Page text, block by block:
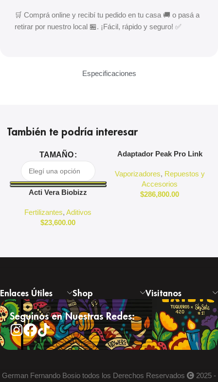
Especificaciones
🛒 Comprá online y recibí tu pedido en tu casa 🚚 o pasá a
retirar por nuestro local 🏪. ¡Fácil, rápido y seguro! ✅
También te podría interesar
TAMAÑO
Acti Vera Biobizz
Fertilizantes,Aditivos
$23,600.00
Adaptador Peak Pro Link
Vaporizadores, Repuestos y
Accesorios
$286,800.00
Enlaces Útiles Shop Visitanos
Seguinos en Nuestras Redes:
German Fernando Bosio todos los Derechos Reservados 2025 -